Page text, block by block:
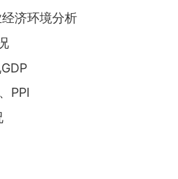
济环境分析
PPI